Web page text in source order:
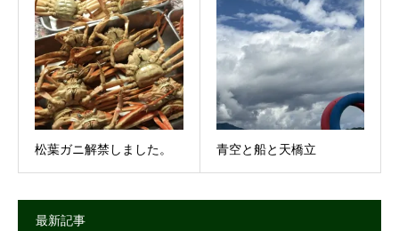
松葉ガニ解禁しました。 青空と船と天橋立
最新記事